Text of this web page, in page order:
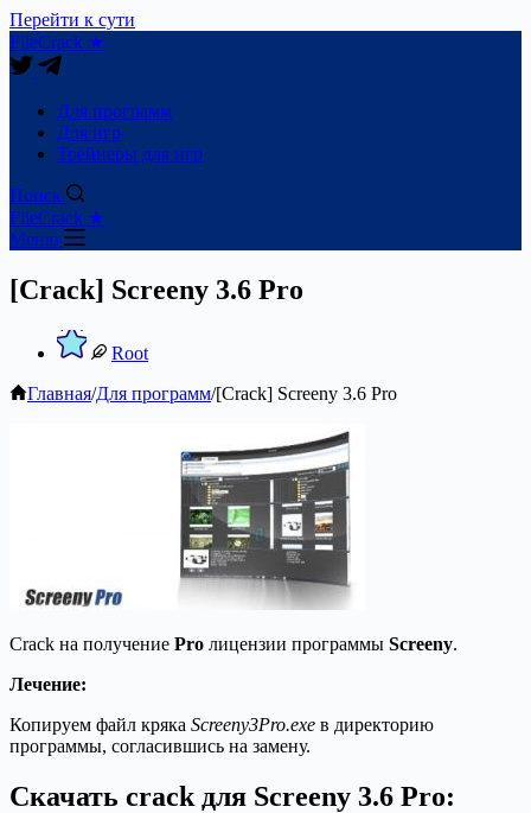
Перейти к сути
FileCrack ★
Для программ
Для игр
Трейнеры для игр
Поиск
FileCrack ★
Меню
[Crack] Screeny 3.6 Pro
Root
Главная/Для программ/[Crack] Screeny 3.6 Pro
Crack на получение Pro лицензии программы Screeny.
Лечение:
Копируем файл кряка Screeny3Pro.exe в директорию
программы, согласившись на замену.
Скачать crack для Screeny 3.6 Pro: